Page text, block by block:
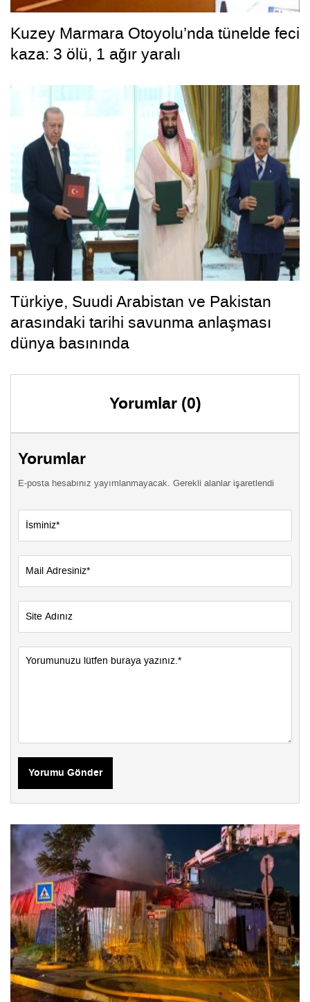
Kuzey Marmara Otoyolu’nda tünelde feci
kaza: 3 ölü, 1 ağır yaralı
Türkiye, Suudi Arabistan ve Pakistan
arasındaki tarihi savunma anlaşması
dünya basınında
Yorumlar (0)
Yorumlar
E-posta hesabınız yayımlanmayacak. Gerekli alanlar işaretlendi
Yorumu Gönder